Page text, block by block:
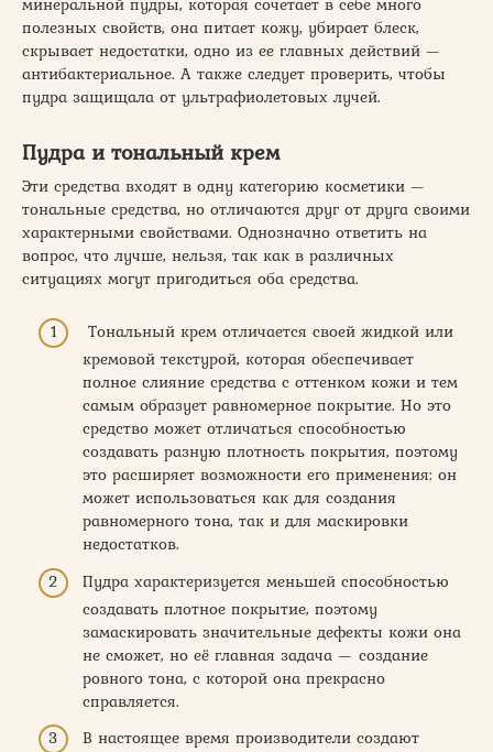
полезных свойств, она питает кожу, убирает блеск,
скрывает недостатки, одно из ее главных действий —
антибактериальное. А также следует проверить, чтобы
пудра защищала от ультрафиолетовых лучей.
Пудра и тональный крем
Эти средства входят в одну категорию косметики —
тональные средства, но отличаются друг от друга своими
характерными свойствами. Однозначно ответить на
вопрос, что лучше, нельзя, так как в различных
ситуациях могут пригодиться оба средства.
Тональный крем отличается своей жидкой или
кремовой текстурой, которая обеспечивает
полное слияние средства с оттенком кожи и тем
самым образует равномерное покрытие. Но это
средство может отличаться способностью
создавать разную плотность покрытия, поэтому
это расширяет возможности его применения: он
может использоваться как для создания
равномерного тона, так и для маскировки
недостатков.
Пудра характеризуется меньшей способностью
создавать плотное покрытие, поэтому
замаскировать значительные дефекты кожи она
не сможет, но её главная задача — создание
ровного тона, с которой она прекрасно
справляется.
В настоящее время производители создают